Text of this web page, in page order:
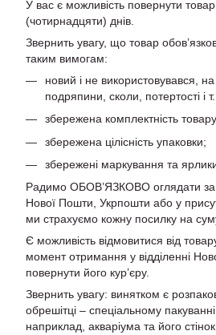
У вас є можливість повернути
(чотирнадцяти) днів.
Звернить увагу, що товар
таким вимогам:
новий і не використовувався, на
подряпини, сколи, потертості і
збережена комплектність
збережена цілісність упаковки;
збережені маркування та
Радимо ОБОВ’ЯЗКОВО оглядати
Нової Пошти, Укрпошти або у
ми страхуємо кожну посилку на суму
Є можливість відмовитися від
момент отримання у відділенні
повернути його кур’єру.
Звернить увагу: винятком є
обрешітці – спеціальному
наприклад, акваріума та його